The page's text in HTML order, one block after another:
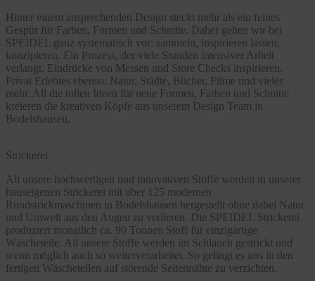
Hinter einem ansprechenden Design steckt mehr als ein feines
Gespür für Farben, Formen und Schnitte. Daher gehen wir bei
SPEIDEL ganz systematisch vor: sammeln, inspirieren lassen,
konzipieren. Ein Prozess, der viele Stunden intensiver Arbeit
verlangt. Eindrücke von Messen und Store Checks inspirieren.
Privat Erlebtes ebenso: Natur, Städte, Bücher, Filme und vieles
mehr. All die tollen Ideen für neue Formen, Farben und Schnitte
kreieren die kreativen Köpfe aus unserem Design Team in
Bodelshausen.
Strickerei
All unsere hochwertigen und innovativen Stoffe werden in unserer
hauseigenen Strickerei mit über 125 modernen
Rundstrickmaschinen in Bodelshausen hergestellt ohne dabei Natur
und Umwelt aus den Augen zu verlieren. Die SPEIDEL Strickerei
produziert monatlich ca. 90 Tonnen Stoff für einzigartige
Wäscheteile. All unsere Stoffe werden im Schlauch gestrickt und
wenn möglich auch so weiterverarbeitet. So gelingt es uns in den
fertigen Wäscheteilen auf störende Seitennähte zu verzichten.